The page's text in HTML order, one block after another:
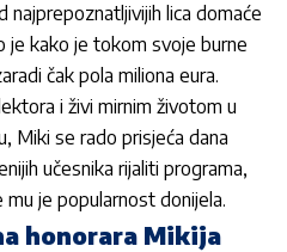
najprepoznatljivijih lica domaće
je kako je tokom svoje burne
čak pola miliona eura.
i živi mirnim životom u
Miki se rado prisjeća dana
učesnika rijaliti programa,
mu je popularnost donijela.
honorara Mikija